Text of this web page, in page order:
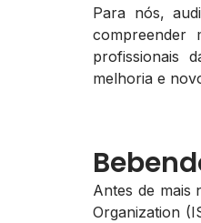
Para nós,
profissionais
melhoria e
Antes de mais
Organization